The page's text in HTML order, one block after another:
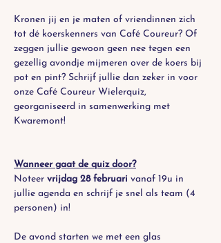
Kronen jij en je maten of vriendinnen zich
tot dé koerskenners van Café Coureur? Of
zeggen jullie gewoon geen nee tegen een
gezellig avondje mijmeren over de koers bij
pot en pint? Schrijf jullie dan zeker in voor
onze Café Coureur Wielerquiz,
georganiseerd in samenwerking met
Kwaremont!
Wanneer gaat de quiz door?
Noteer vrijdag 28 februari vanaf 19u in
jullie agenda en schrijf je snel als team (4
personen) in!
De avond starten we met een glas